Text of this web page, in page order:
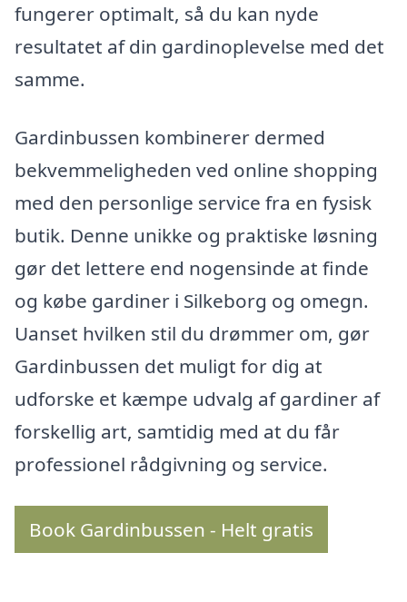
fungerer optimalt, så du kan nyde
resultatet af din gardinoplevelse med det
samme.
Gardinbussen kombinerer dermed
bekvemmeligheden ved online shopping
med den personlige service fra en fysisk
butik. Denne unikke og praktiske løsning
gør det lettere end nogensinde at finde
og købe gardiner i Silkeborg og omegn.
Uanset hvilken stil du drømmer om, gør
Gardinbussen det muligt for dig at
udforske et kæmpe udvalg af gardiner af
forskellig art, samtidig med at du får
professionel rådgivning og service.
Book Gardinbussen - Helt gratis